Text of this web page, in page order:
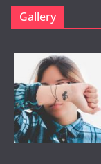
Gallery